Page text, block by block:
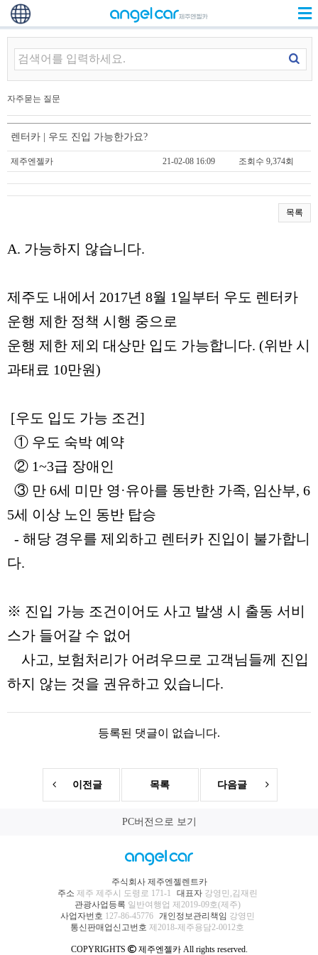
자주묻는 질문
렌터카 | 우도 진입 가능한가요?
제주엔젤카 21-02-08 16:09 조회수 9,374회
목록
A. 가능하지 않습니다.
제주도 내에서 2017년 8월 1일부터 우도 렌터카
운행 제한 정책 시행 중으로
운행 제한 제외 대상만 입도 가능합니다. (위반 시
과태료 10만원)
[우도 입도 가능 조건]
① 우도 숙박 예약
② 1~3급 장애인
③ 만 6세 미만 영·유아를 동반한 가족, 임산부, 6
5세 이상 노인 동반 탑승
- 해당 경우를 제외하고 렌터카 진입이 불가합니
다.
※ 진입 가능 조건이어도 사고 발생 시 출동 서비
스가 들어갈 수 없어
사고, 보험처리가 어려우므로 고객님들께 진입
하지 않는 것을 권유하고 있습니다.
등록된 댓글이 없습니다.
이전글 목록 다음글
PC버전으로 보기
주식회사 제주엔젤렌트카
주소 제주 제주시 도령로 171-1 대표자 강영민,김재린
관광사업등록 일반여행업 제2019-09호(제주)
사업자번호 127-86-45776 개인정보관리책임 강영민
통신판매업신고번호 제2018-제주용담2-0012호
COPYRIGHTS 제주엔젤카 All rights reserved.